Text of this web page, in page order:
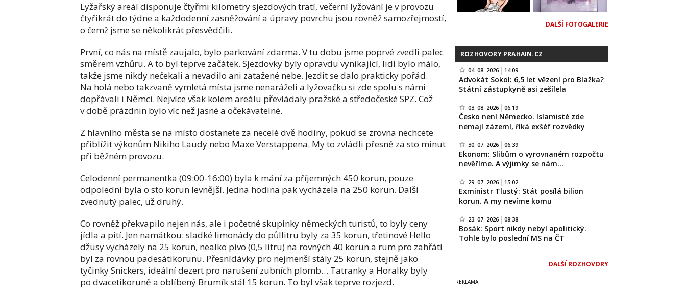
Lyžařský areál disponuje čtyřmi kilometry sjezdových tratí, večerní lyžování je v provozu
čtyřikrát do týdne a každodenní zasněžování a úpravy povrchu jsou rovněž samozřejmostí,
o čemž jsme se několikrát přesvědčili.
První, co nás na místě zaujalo, bylo parkování zdarma. V tu dobu jsme poprvé zvedli palec
směrem vzhůru. A to byl teprve začátek. Sjezdovky byly opravdu vynikající, lidí bylo málo,
takže jsme nikdy nečekali a nevadilo ani zatažené nebe. Jezdit se dalo prakticky pořád.
Na holá nebo takzvaně vymletá místa jsme nenaráželi a lyžovačku si zde spolu s námi
dopřávali i Němci. Nejvíce však kolem areálu převládaly pražské a středočeské SPZ. Což
v době prázdnin bylo víc než jasné a očekávatelné.
Z hlavního města se na místo dostanete za necelé dvě hodiny, pokud se zrovna nechcete
přiblížit výkonům Nikiho Laudy nebo Maxe Verstappena. My to zvládli přesně za sto minut
při běžném provozu.
Celodenní permanentka (09:00-16:00) byla k mání za příjemných 450 korun, pouze
odpolední byla o sto korun levnější. Jedna hodina pak vycházela na 250 korun. Další
zvednutý palec, už druhý.
Co rovněž překvapilo nejen nás, ale i početné skupinky německých turistů, to byly ceny
jídla a pití. Jen namátkou: sladké limonády do půllitru byly za 35 korun, třetinové Hello
džusy vycházely na 25 korun, nealko pivo (0,5 litru) na rovných 40 korun a rum pro zahřátí
byl za rovnou padesátikorunu. Přesnídávky pro nejmenší stály 25 korun, stejně jako
tyčinky Snickers, ideální dezert pro narušení zubních plomb… Tatranky a Horalky byly
po dvacetikoruně a oblíbený Brumík stál 15 korun. To byl však teprve rozjezd.
DALŠÍ FOTOGALERIE
ROZHOVORY PRAHAIN.CZ
04. 08. 2026 14:09
Advokát Sokol: 6,5 let vězení pro Blažka?
Státní zástupkyně asi zešílela
03. 08. 2026 06:19
Česko není Německo. Islamisté zde
nemají zázemí, říká exšéf rozvědky
30. 07. 2026 06:39
Ekonom: Slibům o vyrovnaném rozpočtu
nevěříme. A výjimky se nám…
29. 07. 2026 15:02
Exministr Tlustý: Stát posílá bilion
korun. A my nevíme komu
23. 07. 2026 08:38
Bosák: Sport nikdy nebyl apolitický.
Tohle bylo poslední MS na ČT
DALŠÍ ROZHOVORY